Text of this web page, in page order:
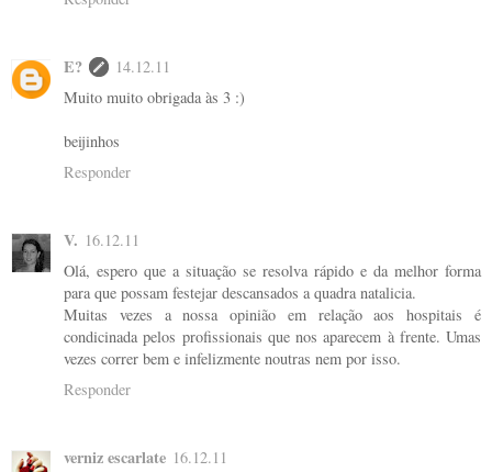
E?
14.12.11
Muito muito obrigada às 3 :)
beijinhos
Responder
V. 16.12.11
Olá, espero que a situação se resolva rápido e da melhor forma
para que possam festejar descansados a quadra natalicia.
Muitas vezes a nossa opinião em relação aos hospitais é
condicinada pelos profissionais que nos aparecem à frente. Umas
vezes correr bem e infelizmente noutras nem por isso.
Responder
verniz escarlate 16.12.11